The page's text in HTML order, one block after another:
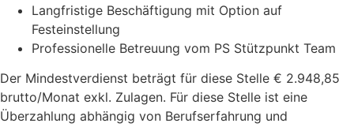
Langfristige Beschäftigung mit Option auf
Festeinstellung
Professionelle Betreuung vom PS Stützpunkt Team
Der Mindestverdienst beträgt für diese Stelle € 2.948,85
brutto/Monat exkl. Zulagen. Für diese Stelle ist eine
Überzahlung abhängig von Berufserfahrung und